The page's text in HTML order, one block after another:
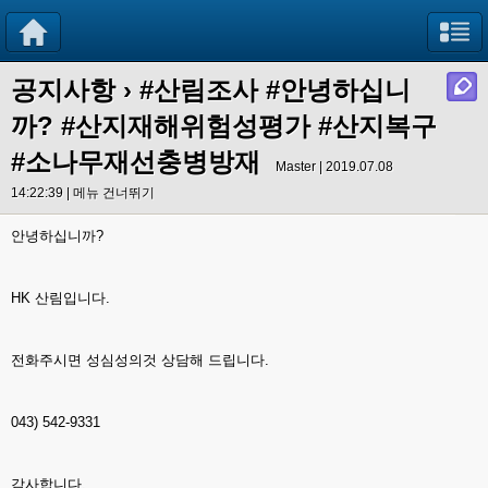
공지사항› #산림조사 #안녕하십니
까? #산지재해위험성평가 #산지복구
#소나무재선충병방재
Master | 2019.07.08
14:22:39 | 메뉴 건너뛰기
안녕하십니까?
HK 산림입니다.
전화주시면 성심성의것 상담해 드립니다.
043) 542-9331
감사합니다.